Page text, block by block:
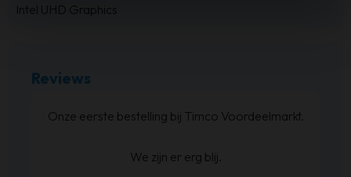
Intel UHD Graphics
Reviews
Bed besteld ,en zoals beloofd binnen de weken
betreft levering.